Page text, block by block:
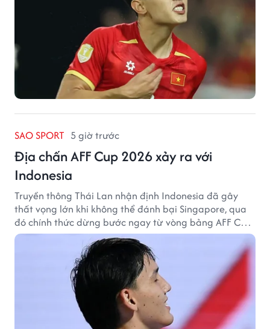
SAO SPORT 5 giờ trước
Địa chấn AFF Cup 2026 xảy ra với
Indonesia
Truyền thông Thái Lan nhận định Indonesia đã gây
thất vọng lớn khi không thể đánh bại Singapore, qua
đó chính thức dừng bước ngay từ vòng bảng AFF Cup
2026.